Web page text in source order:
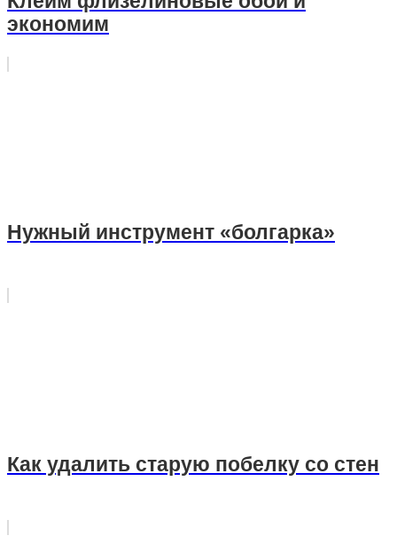
экономим
Нужный инструмент «болгарка»
Как удалить старую побелку со стен